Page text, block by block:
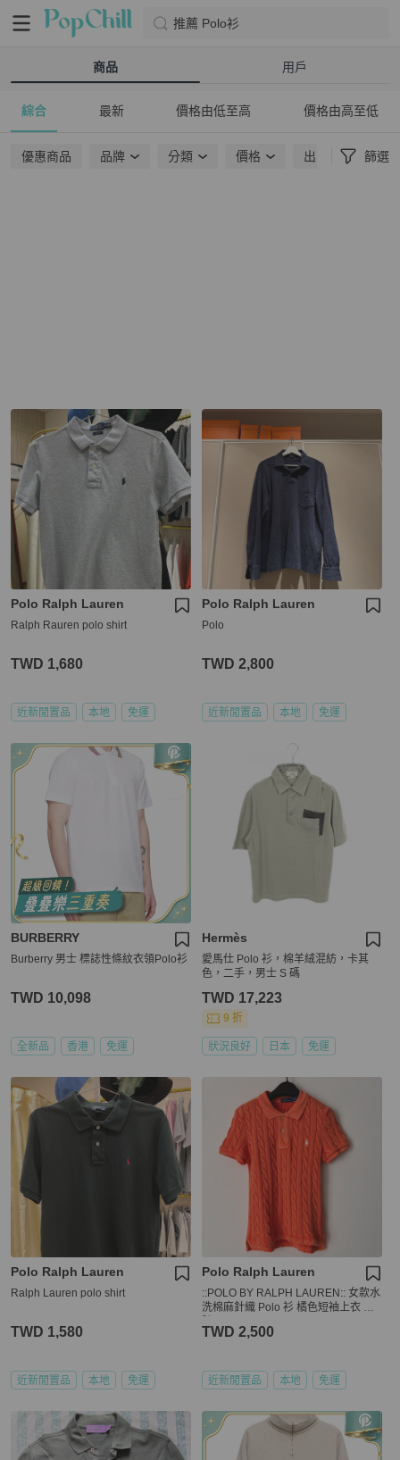
推薦 Polo衫
商品 用戶
綜合 最新 價格由低至高 價格由高至低
優惠商品 品牌 分類 價格 出貨地點 篩選
Polo Ralph Lauren
Ralph Rauren polo shirt
TWD 1,680
近新閒置品 本地 免運
Polo Ralph Lauren
Polo
TWD 2,800
近新閒置品 本地 免運
BURBERRY
Burberry 男士 標誌性條紋衣領Polo衫
TWD 10,098
全新品 香港 免運
Hermès
愛馬仕 Polo 衫，棉羊絨混紡，卡其
色，二手，男士 S 碼
TWD 17,223
9 折
狀況良好 日本 免運
Polo Ralph Lauren
Ralph Lauren polo shirt
TWD 1,580
近新閒置品 本地 免運
Polo Ralph Lauren
::POLO BY RALPH LAUREN:: 女款水
洗棉麻針織 Polo 衫 橘色短袖上衣 M
TWD 2,500
近新閒置品 本地 免運